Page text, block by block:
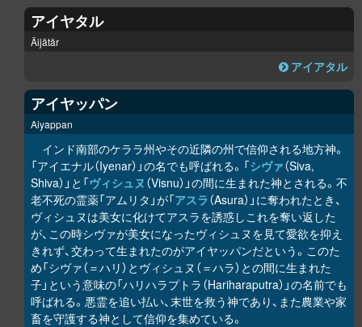
アイヤタル
Äijätär
アイアタル
アイヤッパン
Aiyappan
インド南部のケララ州やその近隣の州で信仰される地方神。
「アイエナル（Iyenar）」の名でも呼ばれる。「シヴァ（Siva,
Shiva）」と「ヴィシュヌ （Visnu）」の間に生まれた神とされる。不
老不死の霊薬「アムリタ」が「アスラ （Asura）」に奪われたとき、
ヴィシュヌは美女に化けてアスラを誘惑しこれを奪い返した
が、この時シヴァが美女になったヴィシュヌを見て愛欲を抑え
きれず、交わって生まれたのがアイヤッパンだという。このた
め「シヴァ（＝ハリ）とヴィシュヌ（＝ハラ）との間に生まれた
子」という意味の「ハリハラプトラ（Hariharaputra）」の名前でも
呼ばれる。悪霊を追い払い、末世を救う神であり、また農業や家
畜を守護する神として信仰を集めている。